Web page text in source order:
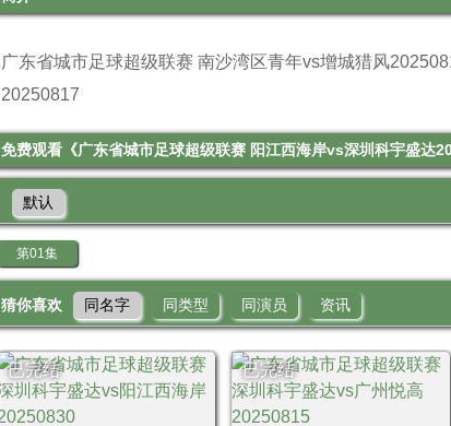
广东省城市足球超级联赛 南沙湾区青年vs增城猎风
20250817
免费观看《广东省城市足球超级联赛 阳江西海岸vs深圳科宇盛达
默认
第01集
猜你喜欢 同名字 同类型 同演员 资讯
已完结 已完结